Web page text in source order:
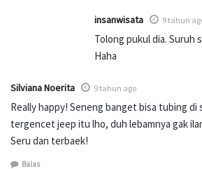
insanwisata 9 tahun
Tolong pukul dia. Suruh
Haha
Silviana Noerita 9 tahun ago
Really happy! Seneng banget bisa tubing di
tergencet jeep itu lho, duh lebamnya gak
Seru dan terbaek!
Balas